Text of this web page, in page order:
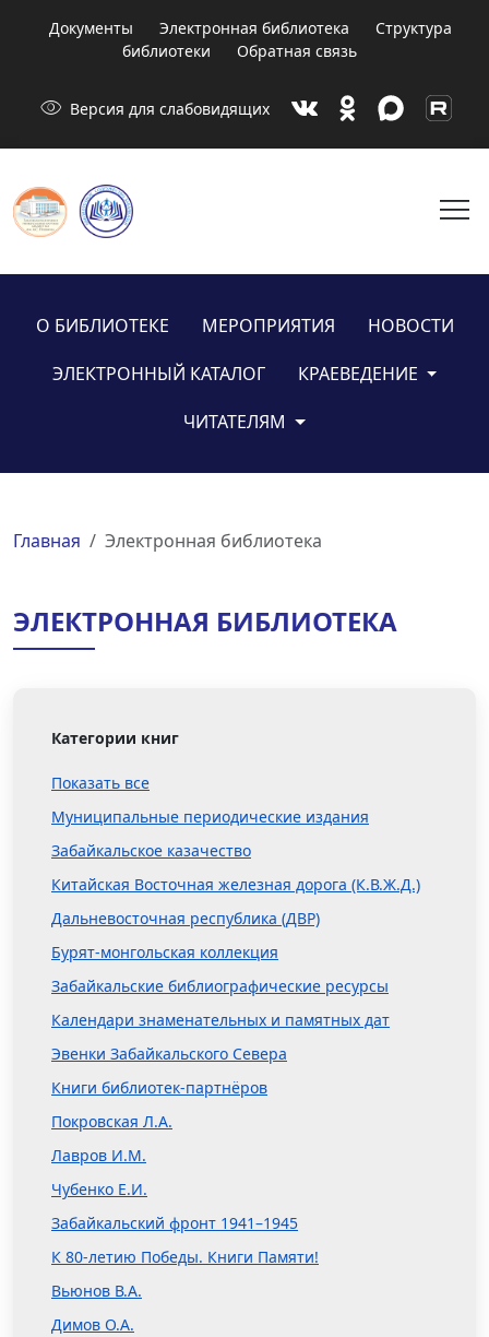
Документы Электронная библиотека
Структура
библиотеки
Обратная связь
visibility Версия для слабовидящих
menu
О БИБЛИОТЕКЕ МЕРОПРИЯТИЯ
НОВОСТИ
ЭЛЕКТРОННЫЙ КАТАЛОГ
КРАЕВЕДЕНИЕ
ЧИТАТЕЛЯМ
Главная Электронная библиотека
ЭЛЕКТРОННАЯ БИБЛИОТЕКА
Категории книг
Показать все
Муниципальные периодические издания
Забайкальское казачество
Китайская Восточная железная дорога (К.В.Ж.Д.)
Дальневосточная республика (ДВР)
Бурят-монгольская коллекция
Забайкальские библиографические ресурсы
Календари знаменательных и памятных дат
Эвенки Забайкальского Севера
Книги библиотек-партнёров
Покровская Л.А.
Лавров И.М.
Чубенко Е.И.
Забайкальский фронт 1941–1945
К 80-летию Победы. Книги Памяти!
Вьюнов В.А.
Димов О.А.